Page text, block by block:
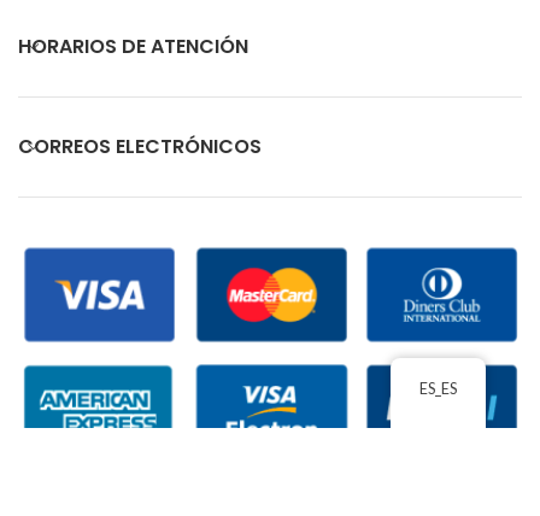
HORARIOS DE ATENCIÓN
CORREOS ELECTRÓNICOS
ES_ES